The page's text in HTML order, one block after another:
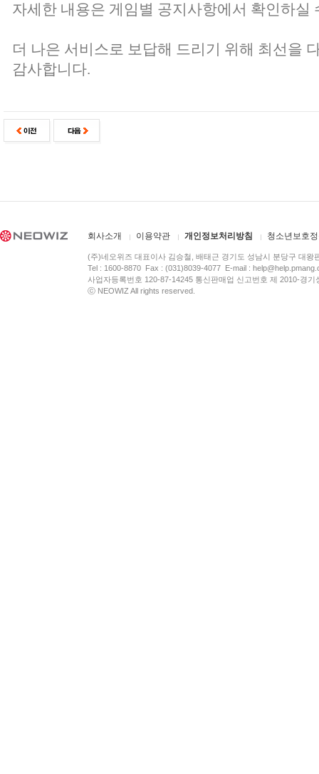
자세한 내용은 게임별 공지사항에서 확인하실
더 나은 서비스로 보답해 드리기 위해 최선을
감사합니다.
회사소개 이용약관 개인정보처리방침 청소년보호
(주)네오위즈 대표이사 김승철, 배태근 경기도 성남시 분당구 대왕
Tel : 1600-8870 Fax : (031)8039-4077 E-mail :
사업자등록번호 120-87-14245 통신판매업 신고번호 제 2010-경
ⓒ NEOWIZ All rights reserved.